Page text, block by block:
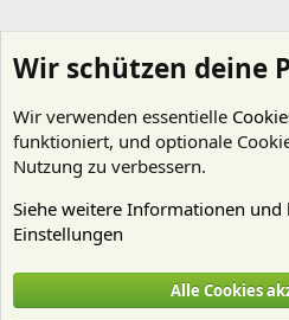
Cookies
Deutsch (Du)
Wir schützen deine
Wir verwenden essentielle
funktioniert, und optionale
Nutzung zu verbessern.
Siehe weitere Informationen
Einstellungen
Alle Cookies